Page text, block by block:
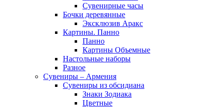
Сувенирные часы
Бочки деревянные
Эксклюзив Аракс
Картины. Панно
Панно
Картины Объемные
Настольные наборы
Разное
Сувениры – Армения
Сувениры из обсидиана
Знаки Зодиака
Цветные